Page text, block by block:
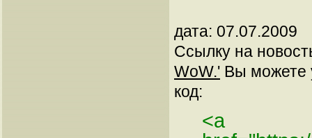
дата: 07.07.2009
Ссылку на
WoW.' Вы можете
код:
<a